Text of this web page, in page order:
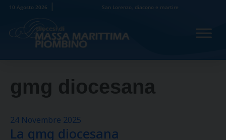
Skip
content
10 Agosto 2026 San Lorenzo, diacono e martire
gmg diocesana
24 Novembre 2025
La gmg diocesana